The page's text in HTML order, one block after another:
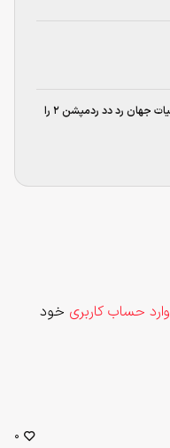
کوییز ۶۶ ویجیاتو؛ تا چه حد جزئیات جهان رد دد ردمپشن ۲ را
وارد حساب کاربری خود
0